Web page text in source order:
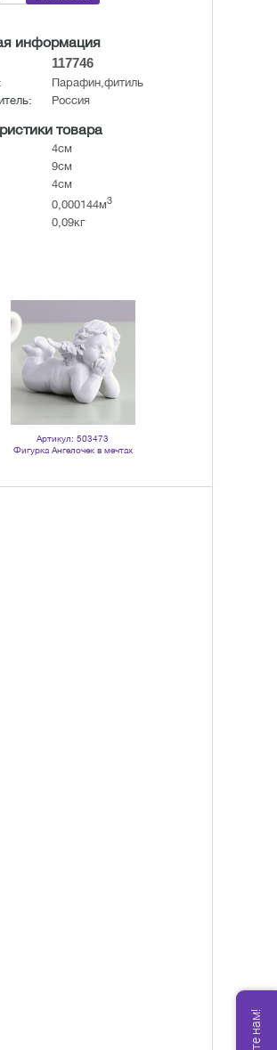
информация
117746
Парафин,фитиль
Россия
товара
4см
9см
4см
0,000144м3
0,09кг
Артикул: 503473
Фигурка Ангелочек в мечтах